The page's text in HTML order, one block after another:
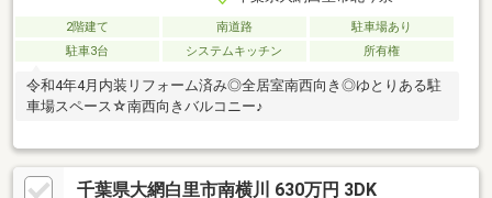
2階建て 南道路
駐車場あり
駐車3台
システムキッチン 所有権
令和4年4月内装リフォーム済み◎全居室南西向き◎ゆとりある駐
車場スペース☆南西向きバルコニー♪
千葉県大網白里市南横川 630万円 3DK